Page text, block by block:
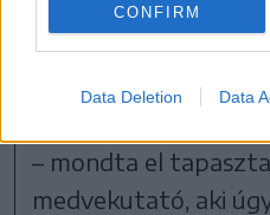
CONFIRM
Data Deletion Data
lerakják
amit a
kilométerről
– mondta el
medvekutató, aki